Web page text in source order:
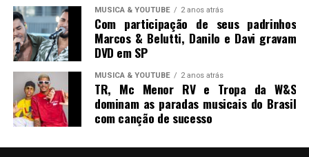
MUSICA & YOUTUBE 2 anos atrás
Com participação de seus padrinhos
Marcos & Belutti, Danilo e Davi gravam
DVD em SP
MUSICA & YOUTUBE 2 anos atrás
TR, Mc Menor RV e Tropa da W&S
dominam as paradas musicais do Brasil
com canção de sucesso